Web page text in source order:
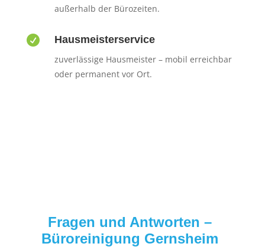
außerhalb der Bürozeiten.
 Hausmeisterservice
zuverlässige Hausmeister – mobil erreichbar
oder permanent vor Ort.
Fragen und Antworten –
Büroreinigung Gernsheim